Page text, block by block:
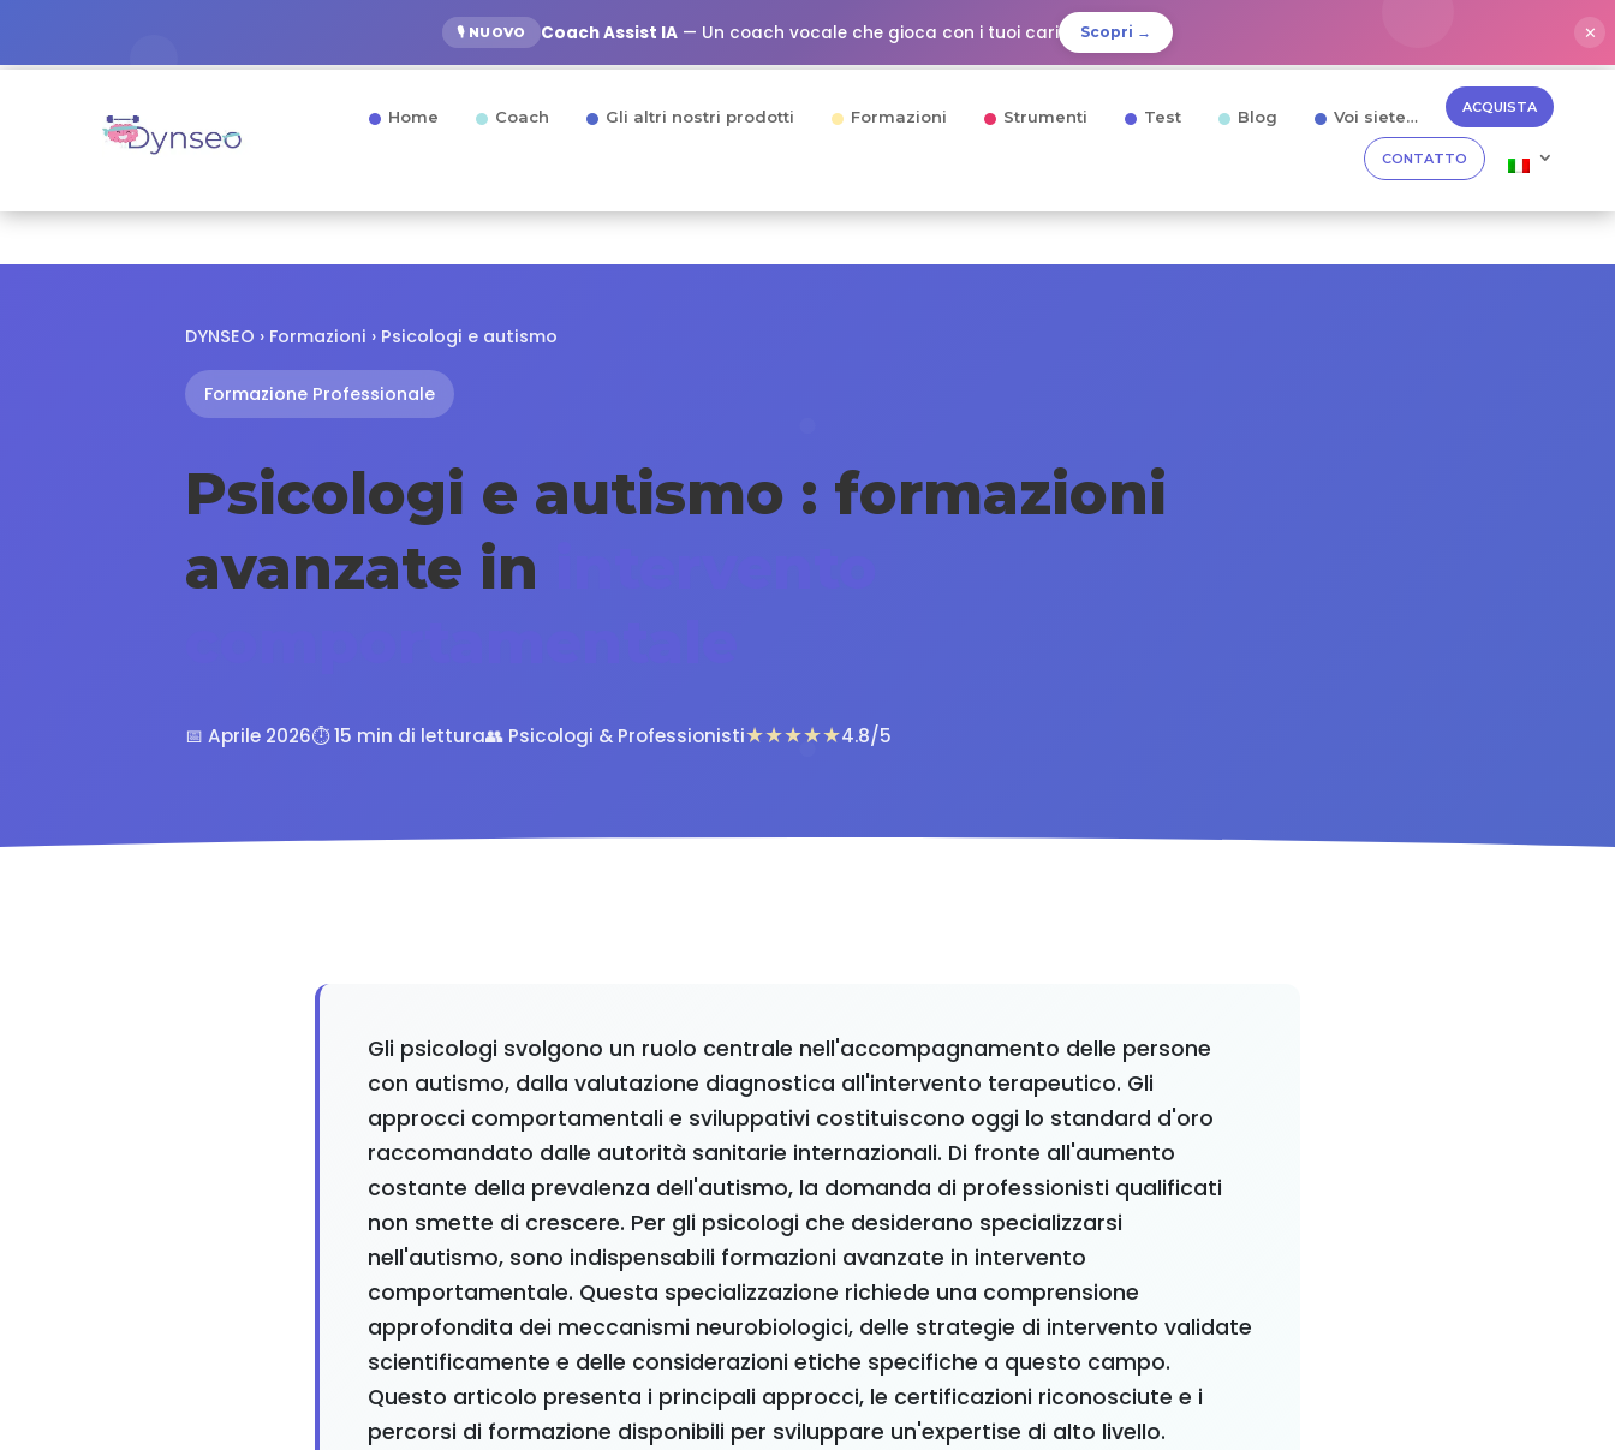
🎙️ NUOVO Coach Assist IA— Un coach vocale che gioca con i tuoi cari Scopri → ✕
Home Coach Gli altri nostri prodotti Formazioni Strumenti Test Blog Voi siete… ACQUISTA
CONTATTO
DYNSEO › Formazioni › Psicologi e autismo
Formazione Professionale
Psicologi e autismo : formazioni
avanzate in
📅 Aprile 2026⏱️ 15 min di lettura👥 Psicologi & Professionisti★★★★★4.8/5
Gli psicologi svolgono un ruolo centrale nell'accompagnamento delle persone
con autismo, dalla valutazione diagnostica all'intervento terapeutico. Gli
approcci comportamentali e sviluppativi costituiscono oggi lo standard d'oro
raccomandato dalle autorità sanitarie internazionali. Di fronte all'aumento
costante della prevalenza dell'autismo, la domanda di professionisti qualificati
non smette di crescere. Per gli psicologi che desiderano specializzarsi
nell'autismo, sono indispensabili formazioni avanzate in intervento
comportamentale. Questa specializzazione richiede una comprensione
approfondita dei meccanismi neurobiologici, delle strategie di intervento validate
scientificamente e delle considerazioni etiche specifiche a questo campo.
Questo articolo presenta i principali approcci, le certificazioni riconosciute e i
percorsi di formazione disponibili per sviluppare un'expertise di alto livello.